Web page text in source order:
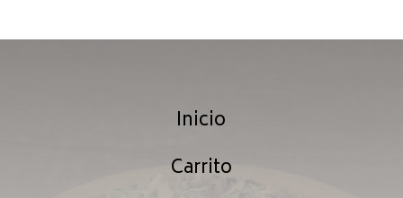
hasta
Inicio
Carrito